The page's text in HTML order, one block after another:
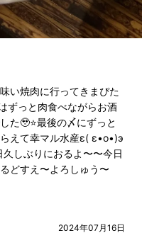
い焼肉に行ってきまぴた
ずっと肉食べながらお酒
た🥹⭐最後の〆にずっと
えて幸マル水産ε( ε•o•)э
しぶりにおるよ〜〜今日
どすえ〜よろしゅう〜
2024年07月16日